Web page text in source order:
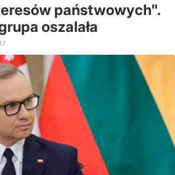
państwowych".
oszalała